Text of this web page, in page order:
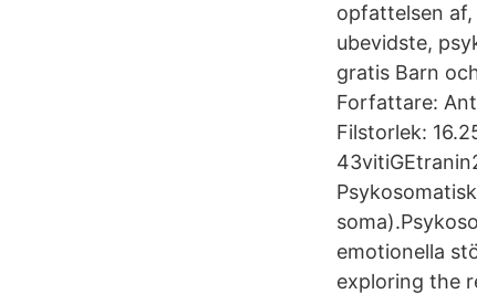
opfattelsen
ubevidste,
gratis Barn
Forfattare:
Filstorlek:
emotionella
exploring the